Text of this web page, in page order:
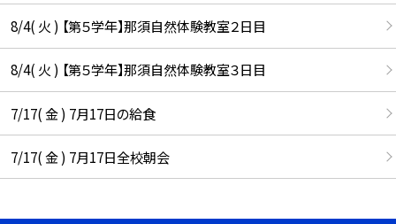
8/4( 火 ) 【第５学年】那須自然体験教室２日目
8/4( 火 ) 【第５学年】那須自然体験教室３日目
7/17( 金 ) 7月17日の給食
7/17( 金 ) 7月17日全校朝会